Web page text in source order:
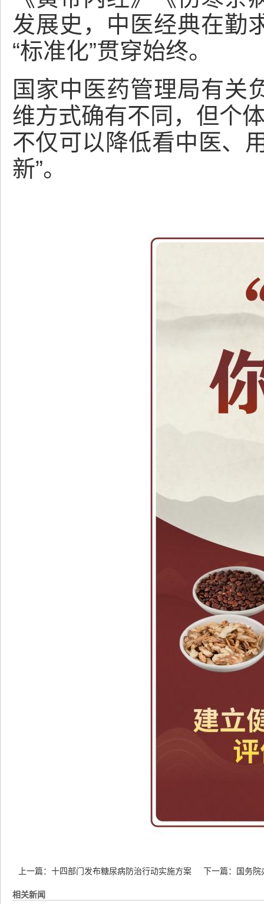
发展史，中医经典在勤
“标准化”贯穿始终。
国家中医药管理局有关
维方式确有不同，但个
不仅可以降低看中医、
新”。
上一篇： 十四部门发布糖尿病防治行动实施方案 下一篇： 国务
相关新闻